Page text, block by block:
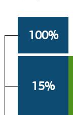
100%
15%